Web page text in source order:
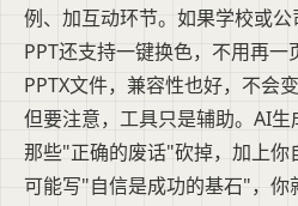
例、加互动环节。如果学校或
PPT还支持一键换色，不用再
PPTX文件，兼容性也好，不会变
但要注意，工具只是辅助。AI
那些"正确的废话"砍掉，加上你
可能写"自信是成功的基石"，